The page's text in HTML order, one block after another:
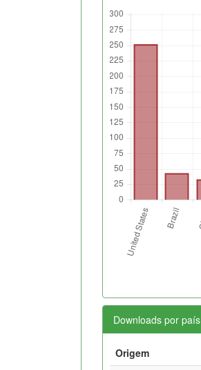
Downloads por país
Origem